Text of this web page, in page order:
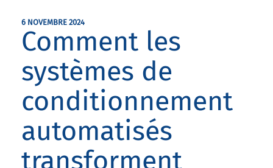
6 NOVEMBRE 2024
Comment les
systèmes de
conditionnement
automatisés
transforment